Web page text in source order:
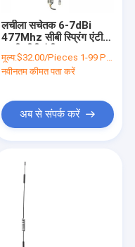
लचीला सचेतक 6-7dBi
477Mhz सीबी स्प्रिंग एंटीना
मूल्य:$32.00/Pieces 1-99 Pieces
नवीनतम कीमत पता करें
अब से संपर्क करें